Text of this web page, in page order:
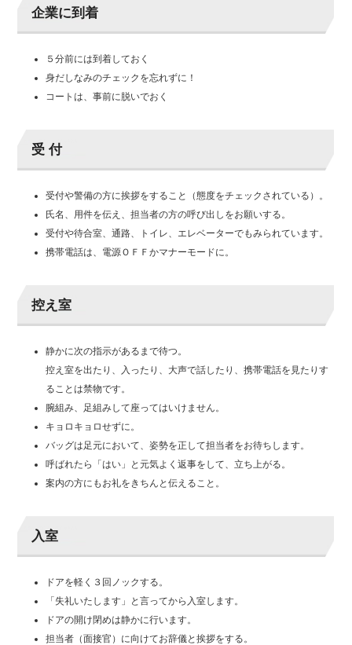
企業に到着
５分前には到着しておく
身だしなみのチェックを忘れずに！
コートは、事前に脱いでおく
受 付
受付や警備の方に挨拶をすること（態度をチェックされている）。
氏名、用件を伝え、担当者の方の呼び出しをお願いする。
受付や待合室、通路、トイレ、エレベーターでもみられています。
携帯電話は、電源ＯＦＦかマナーモードに。
控え室
静かに次の指示があるまで待つ。
控え室を出たり、入ったり、大声で話したり、携帯電話を見たりす
ることは禁物です。
腕組み、足組みして座ってはいけません。
キョロキョロせずに。
バッグは足元において、姿勢を正して担当者をお待ちします。
呼ばれたら「はい」と元気よく返事をして、立ち上がる。
案内の方にもお礼をきちんと伝えること。
入室
ドアを軽く３回ノックする。
「失礼いたします」と言ってから入室します。
ドアの開け閉めは静かに行います。
担当者（面接官）に向けてお辞儀と挨拶をする。